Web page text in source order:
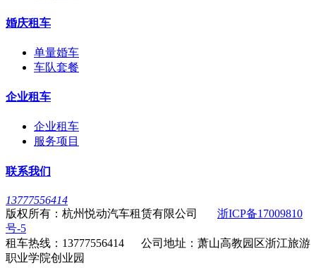
婚庆租车
单量婚车
车队套餐
企业租车
企业租车
服务项目
联系我们
13777556414
版权所有：杭州悦动汽车租赁有限公司 浙ICP备17009810
号-5
租车热线：13777556414 公司地址：萧山高教园区浙江旅游
职业学院创业园